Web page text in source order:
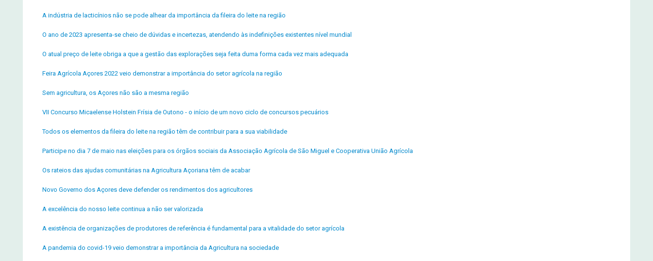
A indústria de lacticínios não se pode alhear da importância da fileira do leite na região
O ano de 2023 apresenta-se cheio de dúvidas e incertezas, atendendo às indefinições existentes nível mundial
O atual preço de leite obriga a que a gestão das explorações seja feita duma forma cada vez mais adequada
Feira Agrícola Açores 2022 veio demonstrar a importância do setor agrícola na região
Sem agricultura, os Açores não são a mesma região
VII Concurso Micaelense Holstein Frísia de Outono - o início de um novo ciclo de concursos pecuários
Todos os elementos da fileira do leite na região têm de contribuir para a sua viabilidade
Participe no dia 7 de maio nas eleições para os órgãos sociais da Associação Agrícola de São Miguel e Cooperativa União Agrícola
Os rateios das ajudas comunitárias na Agricultura Açoriana têm de acabar
Novo Governo dos Açores deve defender os rendimentos dos agricultores
A excelência do nosso leite continua a não ser valorizada
A existência de organizações de produtores de referência é fundamental para a vitalidade do setor agrícola
A pandemia do covid-19 veio demonstrar a importância da Agricultura na sociedade